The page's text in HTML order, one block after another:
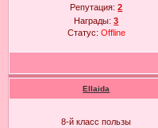
Репутация:2
Награды:3
Статус: Offline
Ellaida
8-й класс пользы